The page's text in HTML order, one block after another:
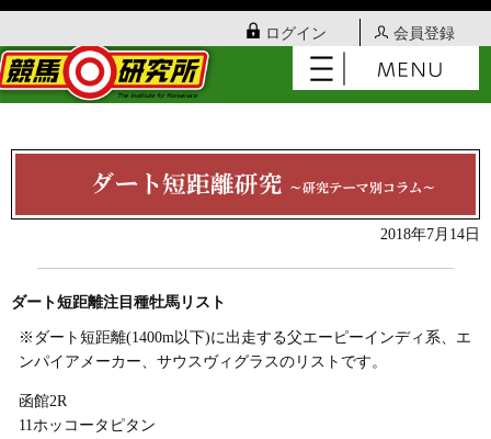
ログイン 会員登録
2018年7月14日
ダート短距離注目種牡馬リスト
※ダート短距離(1400m以下)に出走する父エーピーインディ系、エ
ンパイアメーカー、サウスヴィグラスのリストです。
函館2R
11ホッコータピタン